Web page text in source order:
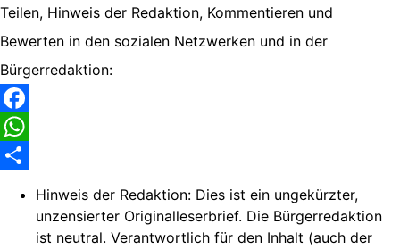
Teilen, Hinweis der Redaktion, Kommentieren und
Bewerten in den sozialen Netzwerken und in der
Bürgerredaktion:
Facebook
WhatsApp
Hinweis der Redaktion: Dies ist ein ungekürzter,
unzensierter Originalleserbrief. Die Bürgerredaktion
ist neutral. Verantwortlich für den Inhalt (auch der